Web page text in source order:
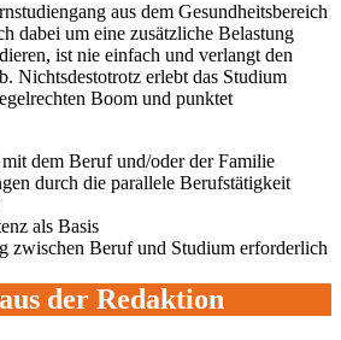
aus dem Gesundheitsbereich
dabei um eine zusätzliche Belastung
ist nie einfach und verlangt den
Nichtsdestotrotz erlebt das Studium
Boom und punktet
dem Beruf und/oder der Familie
durch die parallele Berufstätigkeit
als Basis
zwischen Beruf und Studium erforderlich
der Redaktion